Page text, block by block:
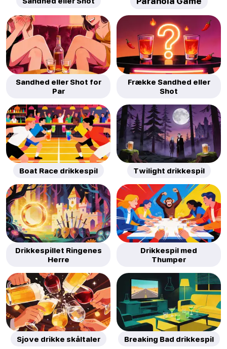
Sandhed eller Shot for
Par
Frække Sandhed eller
Shot
Boat Race drikkespil Twilight drikkespil
Drikkespillet Ringenes
Herre
Drikkespil med
Thumper
Sjove drikke skåltaler Breaking Bad drikkespil